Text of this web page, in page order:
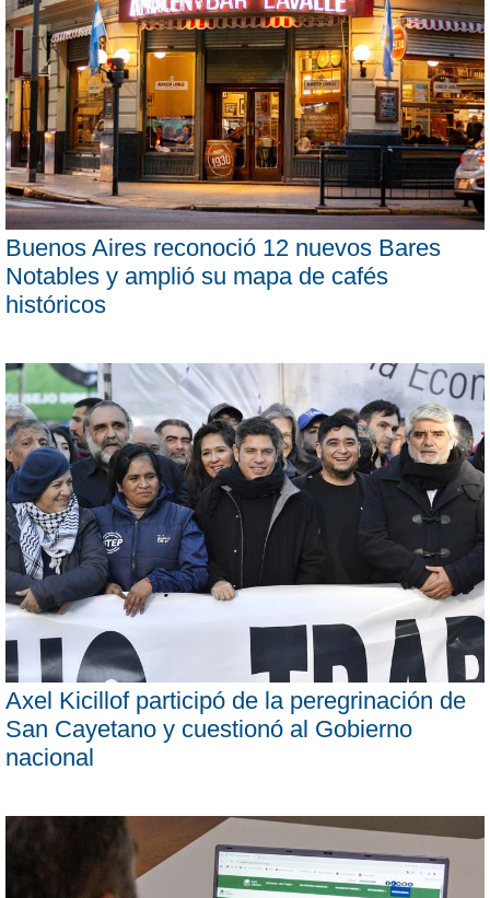
Buenos Aires reconoció 12 nuevos Bares
Notables y amplió su mapa de cafés
históricos
Axel Kicillof participó de la peregrinación de
San Cayetano y cuestionó al Gobierno
nacional